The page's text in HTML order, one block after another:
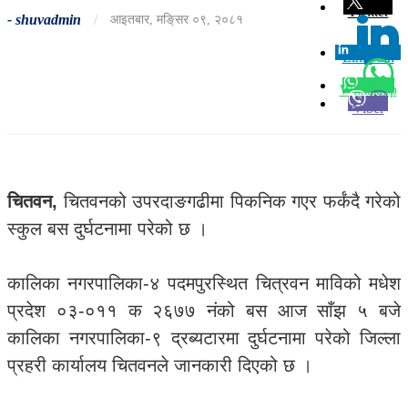
- shuvadmin / आइतबार, मङि्सर ०९, २०८१
Twitter
Linkedin
0
Whatsapp
Viber
चितवन, चितवनको उपरदाङगढीमा पिकनिक गएर फर्कंदै गरेको
स्कुल बस दुर्घटनामा परेको छ ।
कालिका नगरपालिका-४ पदमपुरस्थित चित्रवन माविको मधेश
प्रदेश ०३-०११ क २६७७ नंको बस आज साँझ ५ बजे
कालिका नगरपालिका-९ द्रब्यटारमा दुर्घटनामा परेको जिल्ला
प्रहरी कार्यालय चितवनले जानकारी दिएको छ ।